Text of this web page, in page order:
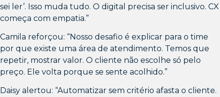
sei ler’. Isso muda tudo. O digital precisa ser inclusivo. CX
começa com empatia.”
Camila reforçou: “Nosso desafio é explicar para o time
por que existe uma área de atendimento. Temos que
repetir, mostrar valor. O cliente não escolhe só pelo
preço. Ele volta porque se sente acolhido.”
Daisy alertou: “Automatizar sem critério afasta o cliente.